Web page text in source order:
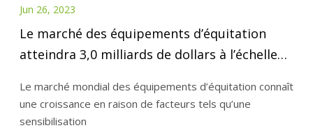
Jun 26, 2023
Le marché des équipements d’équitation
atteindra 3,0 milliards de dollars à l’échelle
Allied Market Research
Le marché mondial des équipements d’équitation connaît
une croissance en raison de facteurs tels qu’une
sensibilisation